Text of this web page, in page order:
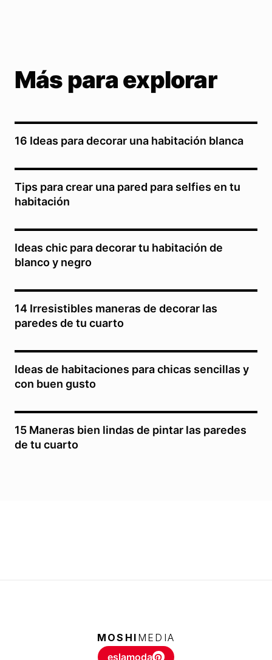
Más para explorar
16 Ideas para decorar una habitación blanca
Tips para crear una pared para selfies en tu
habitación
Ideas chic para decorar tu habitación de
blanco y negro
14 Irresistibles maneras de decorar las
paredes de tu cuarto
Ideas de habitaciones para chicas sencillas y
con buen gusto
15 Maneras bien lindas de pintar las paredes
de tu cuarto
MOSHI MEDIA
eslamoda